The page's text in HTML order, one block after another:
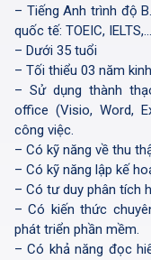
– Tiếng Anh trình độ
quốc tế: TOEIC,
– Dưới 35 tuổi
– Tối thiểu 03 năm
– Sử dụng thành
office (Visio, Word,
công việc.
– Có kỹ năng về thu
– Có kỹ năng lập kế
– Có tư duy phân tích
– Có kiến thức
phát triển phần mềm.
– Có khả năng đọc